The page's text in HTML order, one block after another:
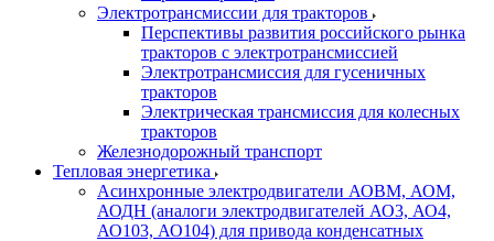
Электротрансмиссии для тракторов
Перспективы развития российского рынка
тракторов с электротрансмиссией
Электротрансмиссия для гусеничных
тракторов
Электрическая трансмиссия для колесных
тракторов
Железнодорожный транспорт
Тепловая энергетика
Асинхронные электродвигатели АОВМ, АОМ,
АОДН (аналоги электродвигателей АО3, АО4,
АО103, АО104) для привода конденсатных